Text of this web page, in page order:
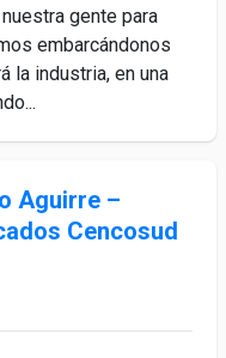
gente para
embarcándonos
la industria, en una
Aguirre –
Cencosud